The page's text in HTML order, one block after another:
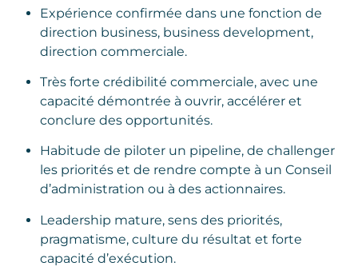
Expérience confirmée dans une fonction de
direction business, business development,
direction commerciale.
Très forte crédibilité commerciale, avec une
capacité démontrée à ouvrir, accélérer et
conclure des opportunités.
Habitude de piloter un pipeline, de challenger
les priorités et de rendre compte à un Conseil
d’administration ou à des actionnaires.
Leadership mature, sens des priorités,
pragmatisme, culture du résultat et forte
capacité d’exécution.